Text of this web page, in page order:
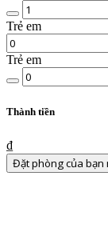
lượng
người
lớn
Trẻ em
Trẻ em
trẻ
Thành tiềnView
₫
Đặt phòng của bạn